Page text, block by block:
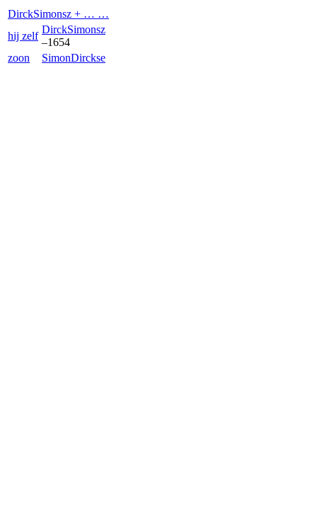
DirckSimonsz + … …
hij zelf
DirckSimonsz
–1654
zoon
SimonDirckse